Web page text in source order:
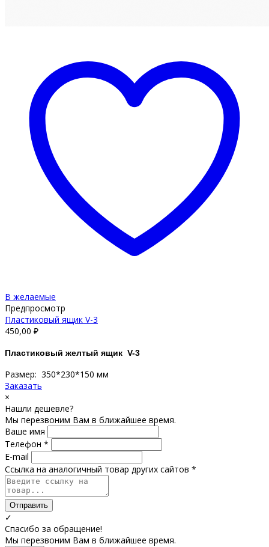
В желаемые
Предпросмотр
Пластиковый ящик V-3
450,00 ₽
Пластиковый желтый ящик V-3
Размер: 350*230*150 мм
Заказать
×
Нашли дешевле?
Мы перезвоним Вам в ближайшее время.
Ваше имя
Телефон *
E-mail
Ссылка на аналогичный товар других сайтов *
Отправить
✓
Спасибо за обращение!
Мы перезвоним Вам в ближайшее время.